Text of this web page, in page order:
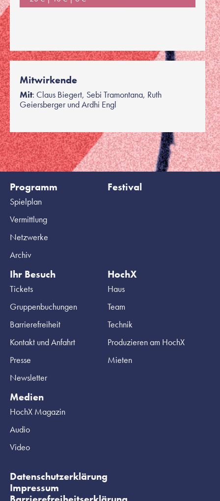
Mitwirkende
Mit: Claus Biegert, Sebi Tramontana, Ruth
Geiersberger und Ardhi Engl
Programm
Spielplan
Vermittlung
Netzwerke
Archiv
Festival
Ihr Besuch
Tickets
Gruppenbuchungen
Barrierefreiheit
Kontakt und Anfahrt
Presse
Newsletter
HochX
Haus
Team
Technik
Produzieren am HochX
Mieten
Medien
HochX Magazin
Audio
Video
Datenschutzerklärung
Impressum